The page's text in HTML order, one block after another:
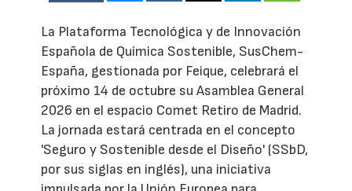
La Plataforma Tecnológica y de Innovación
Española de Química Sostenible, SusChem-
España, gestionada por Feique, celebrará el
próximo 14 de octubre su Asamblea General
2026 en el espacio Comet Retiro de Madrid.
La jornada estará centrada en el concepto
'Seguro y Sostenible desde el Diseño' (SSbD,
por sus siglas en inglés), una iniciativa